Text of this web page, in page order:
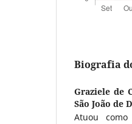
Biografia
Graziele de
São João de
Atuou